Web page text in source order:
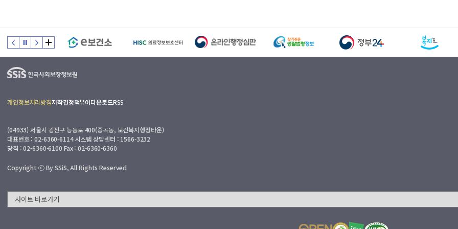
개인정보처리방침저작권정책뷰어다운로드RSS
(04933) 서울시 광진구 능동로 400(중곡동, 보건복지행정타운)
대표번호 : 02-6360-6114 시스템 상담센터 : 1566-3232
당직 : 02-6360-6100 Fax : 02-6360-6360
Copyright ⓒ By SSiS, All Rights Reserved